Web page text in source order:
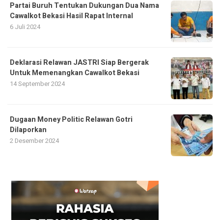
Partai Buruh Tentukan Dukungan Dua Nama
Cawalkot Bekasi Hasil Rapat Internal
6 Juli 2024
Deklarasi Relawan JASTRI Siap Bergerak
Untuk Memenangkan Cawalkot Bekasi
14 September 2024
Dugaan Money Politic Relawan Gotri
Dilaporkan
2 Desember 2024